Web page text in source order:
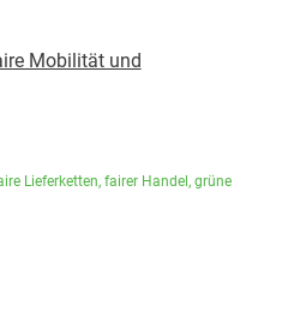
Mobilität und
Lieferketten, fairer Handel , grüne